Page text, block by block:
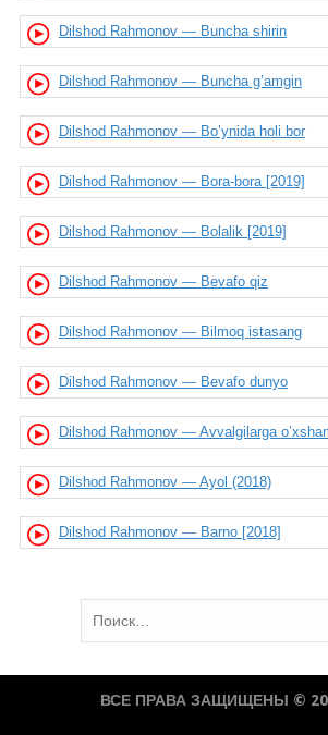
Dilshod Rahmonov — Buncha shirin
Dilshod Rahmonov — Buncha g’amgin
Dilshod Rahmonov — Bo’ynida holi bor
Dilshod Rahmonov — Bora-bora [2019]
Dilshod Rahmonov — Bolalik [2019]
Dilshod Rahmonov — Bevafo qiz
Dilshod Rahmonov — Bilmoq istasang
Dilshod Rahmonov — Bevafo dunyo
Dilshod Rahmonov — Avvalgilarga
Dilshod Rahmonov — Ayol (2018)
Dilshod Rahmonov — Barno [2018]
ВСЕ ПРАВА ЗАЩИЩЕНЫ ©